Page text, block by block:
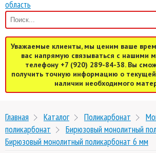
область
Уважаемые клиенты, мы ценим ваше
вас напрямую связываться с нашими
телефону +7 (920) 289-84-38. Вы
получить точную информацию о
наличии необходимого
Главная Каталог Поликарбонат
поликарбонат
Бирюзовый монолитный
Бирюзовый монолитный поликарбонат 6 мм